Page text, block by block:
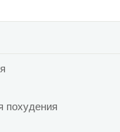
похудения